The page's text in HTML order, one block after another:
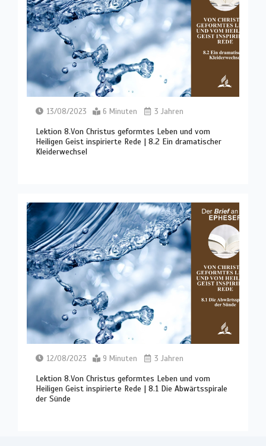
13/08/2023 6 Minuten 3 Jahren
Lektion 8.Von Christus geformtes Leben und vom
Heiligen Geist inspirierte Rede | 8.2 Ein dramatischer
Kleiderwechsel
12/08/2023 9 Minuten 3 Jahren
Lektion 8.Von Christus geformtes Leben und vom
Heiligen Geist inspirierte Rede | 8.1 Die Abwärtsspirale
der Sünde